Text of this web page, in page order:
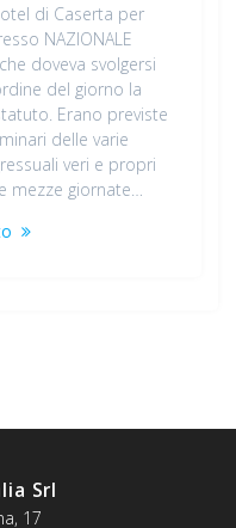
di Caserta per
NAZIONALE
che doveva svolgersi
del giorno la
Erano previste
delle varie
veri e propri
mezze giornate…
Srl
17